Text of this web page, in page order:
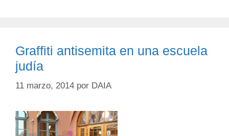
Graffiti antisemita en una escuela
judía
11 marzo, 2014 por DAIA